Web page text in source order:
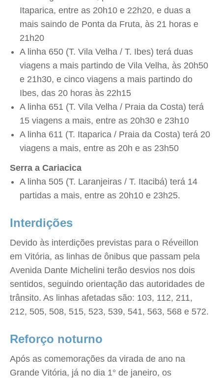
Itaparica, entre as 20h10 e 22h20, e duas a
mais saindo de Ponta da Fruta, às 21 horas e
21h20
A linha 650 (T. Vila Velha / T. Ibes) terá duas
viagens a mais partindo de Vila Velha, às 20h50
e 21h30, e cinco viagens a mais partindo do
Ibes, das 20 horas às 22h15
A linha 651 (T. Vila Velha / Praia da Costa) terá
15 viagens a mais, entre as 20h30 e 23h10
A linha 611 (T. Itaparica / Praia da Costa) terá 20
viagens a mais, entre as 20h e as 23h50
Serra a Cariacica
A linha 505 (T. Laranjeiras / T. Itacibá) terá 14
partidas a mais, entre as 20h10 e 23h25.
Interdições
Devido às interdições previstas para o Réveillon
em Vitória, as linhas de ônibus que passam pela
Avenida Dante Michelini terão desvios nos dois
sentidos, seguindo orientação das autoridades de
trânsito. As linhas afetadas são: 103, 112, 211,
212, 505, 508, 515, 523, 539, 541, 563, 568 e 572.
Reforço noturno
Após as comemorações da virada de ano na
Grande Vitória, já no dia 1° de janeiro, os